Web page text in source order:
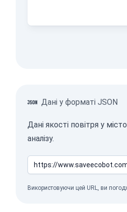
Дані у форматі JSON
Дані якості повітря у
аналізу.
Використовуючи цей URL, ви